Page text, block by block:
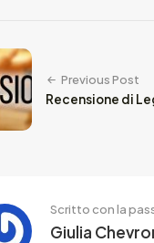
Previous Post
Recensione di
Scritto con la
Giulia